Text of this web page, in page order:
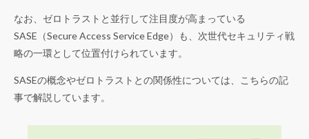
なお、ゼロトラストと並行して注目度が高まっている
SASE（Secure Access Service Edge）も、次世代セキュリティ戦
略の一環として位置付けられています。
SASEの概念やゼロトラストとの関係性については、こちらの記
事で解説しています。